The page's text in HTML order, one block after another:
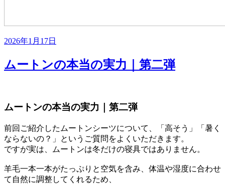
投
日:
2026年1月17日
ムートンの本当の実力｜第二弾
ムートンの本当の実力｜第二弾
前回ご紹介したムートンシーツについて、「高そう」「暑く
ならないの？」というご質問をよくいただきます。
ですが実は、ムートンは冬だけの寝具ではありません。
羊毛一本一本がたっぷりと空気を含み、体温や湿度に合わせ
て自然に調整してくれるため、